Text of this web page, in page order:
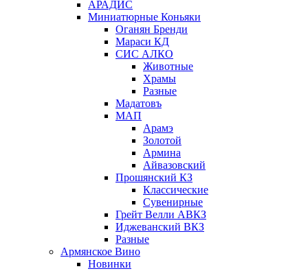
АРАДИС
Миниатюрные Коньяки
Оганян Бренди
Мараси КД
СИС АЛКО
Животные
Храмы
Разные
Мадатовъ
МАП
Арамэ
Золотой
Армина
Айвазовский
Прошянский КЗ
Классические
Сувенирные
Грейт Велли АВКЗ
Иджеванский ВКЗ
Разные
Армянское Вино
Новинки